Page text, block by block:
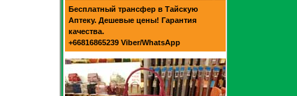
Бесплатный трансфер в Тайскую
Аптеку. Дешевые цены! Гарантия
качества.
+66816865239 Viber/WhatsApp